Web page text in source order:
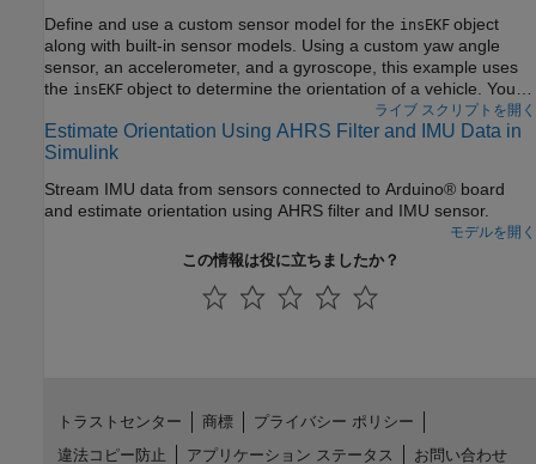
Define and use a custom sensor model for the insEKF object
along with built-in sensor models. Using a custom yaw angle
sensor, an accelerometer, and a gyroscope, this example uses
the insEKF object to determine the orientation of a vehicle. You
use the velocity from a GPS receiver to compute the yaw of the
vehicle. Following a similar approach as shown in this example,
you can develop custom sensor models for your own sensor
ライブ スクリプトを開く
Estimate Orientation Using AHRS Filter and IMU Data in
Simulink
Stream IMU data from sensors connected to Arduino® board
and estimate orientation using AHRS filter and IMU sensor.
モデルを開く
この情報は役に立ちましたか？
トラストセンター 商標
プライバシー ポリシー
違法コピー防止
アプリケーション ステータス お問い合わせ